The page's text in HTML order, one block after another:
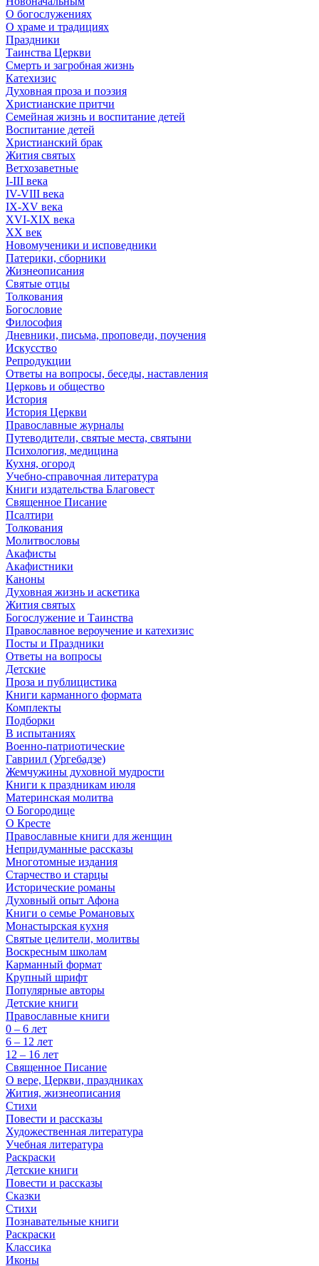
О богослужениях
О храме и традициях
Праздники
Таинства Церкви
Смерть и загробная жизнь
Катехизис
Духовная проза и поэзия
Христианские притчи
Семейная жизнь и воспитание детей
Воспитание детей
Христианский брак
Жития святых
Ветхозаветные
I-III века
IV-VIII века
IX-XV века
XVI-XIX века
XX век
Новомученики и исповедники
Патерики, сборники
Жизнеописания
Святые отцы
Толкования
Богословие
Философия
Дневники, письма, проповеди, поучения
Искусство
Репродукции
Ответы на вопросы, беседы, наставления
Церковь и общество
История
История Церкви
Православные журналы
Путеводители, святые места, святыни
Психология, медицина
Кухня, огород
Учебно-справочная литература
Книги издательства Благовест
Священное Писание
Псалтири
Толкования
Молитвословы
Акафисты
Акафистники
Каноны
Духовная жизнь и аскетика
Жития святых
Богослужение и Таинства
Православное вероучение и катехизис
Посты и Праздники
Ответы на вопросы
Детские
Проза и публицистика
Книги карманного формата
Комплекты
Подборки
В испытаниях
Военно-патриотические
Гавриил (Ургебадзе)
Жемчужины духовной мудрости
Книги к праздникам июля
Материнская молитва
О Богородице
О Кресте
Православные книги для женщин
Непридуманные рассказы
Многотомные издания
Старчество и старцы
Исторические романы
Духовный опыт Афона
Книги о семье Романовых
Монастырская кухня
Святые целители, молитвы
Воскресным школам
Карманный формат
Крупный шрифт
Популярные авторы
Детские книги
Православные книги
0 – 6 лет
6 – 12 лет
12 – 16 лет
Священное Писание
О вере, Церкви, праздниках
Жития, жизнеописания
Стихи
Повести и рассказы
Художественная литература
Учебная литература
Раскраски
Детские книги
Повести и рассказы
Сказки
Стихи
Познавательные книги
Раскраски
Классика
Иконы